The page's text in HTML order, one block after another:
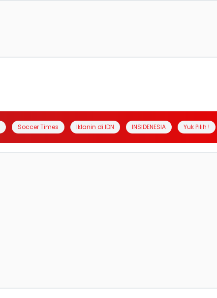
Soccer Times Iklanin di IDN INSIDENESIA Yuk Pilih !